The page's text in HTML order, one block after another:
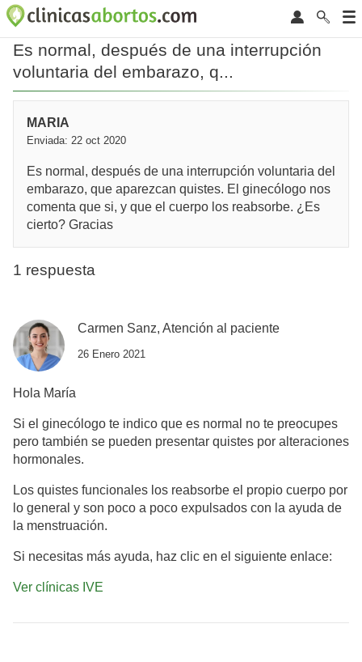
Es normal, después de una interrupción
voluntaria del embarazo, q...
MARIA
Enviada: 22 oct 2020
Es normal, después de una interrupción voluntaria del
embarazo, que aparezcan quistes. El ginecólogo nos
comenta que si, y que el cuerpo los reabsorbe. ¿Es
cierto? Gracias
1 respuesta
Carmen Sanz, Atención al paciente
26 Enero 2021
Hola María
Si el ginecólogo te indico que es normal no te preocupes
pero también se pueden presentar quistes por alteraciones
hormonales.
Los quistes funcionales los reabsorbe el propio cuerpo por
lo general y son poco a poco expulsados con la ayuda de
la menstruación.
Si necesitas más ayuda, haz clic en el siguiente enlace:
Ver clínicas IVE